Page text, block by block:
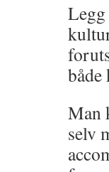
Man
selv